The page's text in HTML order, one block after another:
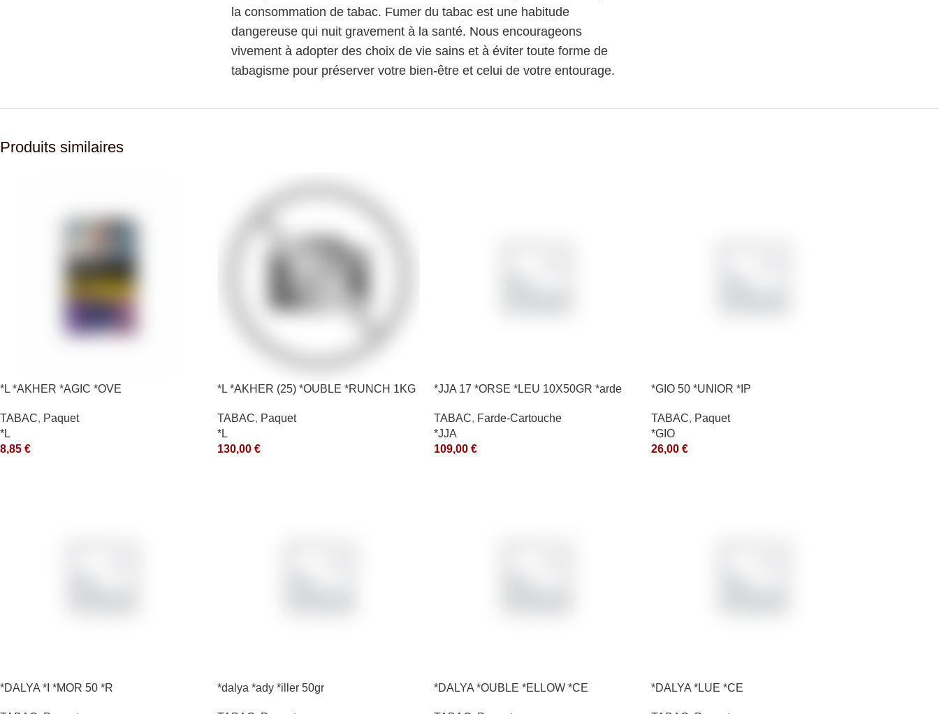
la consommation de tabac. Fumer du tabac est une habitude
dangereuse qui nuit gravement à la santé. Nous encourageons
vivement à adopter des choix de vie sains et à éviter toute forme de
tabagisme pour préserver votre bien-être et celui de votre entourage.
Produits similaires
*L *AKHER *AGIC *OVE
TABAC, Paquet
*L
8,85 €
*L *AKHER (25) *OUBLE *RUNCH 1KG
TABAC, Paquet
*L
130,00 €
*JJA 17 *ORSE *LEU 10X50GR *arde
TABAC, Farde-Cartouche
*JJA
109,00 €
*GIO 50 *UNIOR *IP
TABAC, Paquet
*GIO
26,00 €
*DALYA *I *MOR 50 *R *dalya *ady *iller 50gr *DALYA *OUBLE *ELLOW *CE *DALYA *LUE *CE